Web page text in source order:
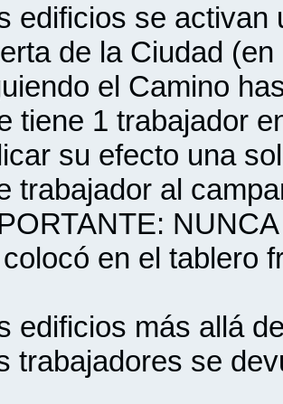
edificios se activan
de la Ciudad
el Camino
tiene 1 trabajador
su efecto una
trabajador al
en el tablero
edificios más allá
trabajadores se